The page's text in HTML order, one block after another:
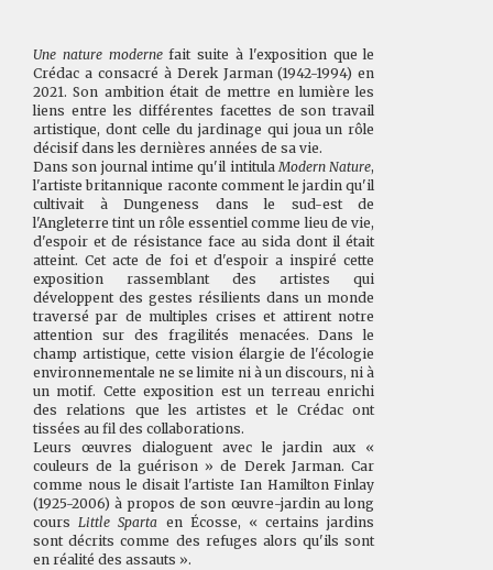
Une nature modernefait suite à l'exposition que le
Crédac a consacré à Derek Jarman (1942-1994) en
2021. Son ambition était de mettre en lumière les
liens entre les différentes facettes de son travail
artistique, dont celle du jardinage qui joua un rôle
décisif dans les dernières années de sa vie.
Dans son journal intime qu'il intitulaModern Nature,
l'artiste britannique raconte comment le jardin qu'il
cultivait à Dungeness dans le sud-est de
l'Angleterre tint un rôle essentiel comme lieu de vie,
d'espoir et de résistance face au sida dont il était
atteint. Cet acte de foi et d'espoir a inspiré cette
exposition rassemblant des artistes qui
développent des gestes résilients dans un monde
traversé par de multiples crises et attirent notre
attention sur des fragilités menacées. Dans le
champ artistique, cette vision élargie de l'écologie
environnementale ne se limite ni à un discours, ni à
un motif. Cette exposition est un terreau enrichi
des relations que les artistes et le Crédac ont
tissées au fil des collaborations.
Leurs œuvres dialoguent avec le jardin aux «
couleurs de la guérison » de Derek Jarman. Car
comme nous le disait l'artiste Ian Hamilton Finlay
(1925-2006) à propos de son œuvre-jardin au long
coursLittle Sparta en Écosse, « certains jardins
sont décrits comme des refuges alors qu'ils sont
en réalité des assauts ».